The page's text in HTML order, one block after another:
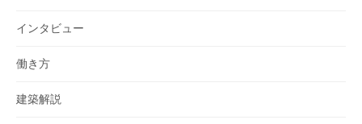
インタビュー
働き方
建築解説